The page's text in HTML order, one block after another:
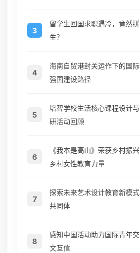
3
留学生回国求职遇冷，竟然
生？
4
海南自贸港封关运作下的国
强国建设路径
5
培智学校生活核心课程设计
研活动回顾
6
《我本是高山》荣获乡村振
乡村女性教育力量
7
探索未来艺术设计教育新模
共同体
8
感知中国活动助力国际青年
文互信